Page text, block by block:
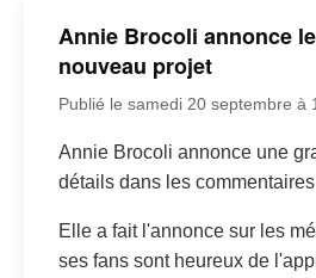
Annie Brocoli annonce
nouveau projet
Publié le samedi 20 septembre à
Annie Brocoli annonce une
détails dans les
Elle a fait l'annonce sur les
ses fans sont heureux de